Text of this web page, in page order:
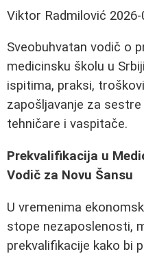
Viktor Radmilović
Sveobuhvatan vodič o
medicinsku školu u
ispitima, praksi,
zapošljavanje za
tehničare i vaspitače.
Prekvalifikacija u
Vodič za Novu Šansu
U vremenima
stope nezaposlenosti,
prekvalifikacije kako bi